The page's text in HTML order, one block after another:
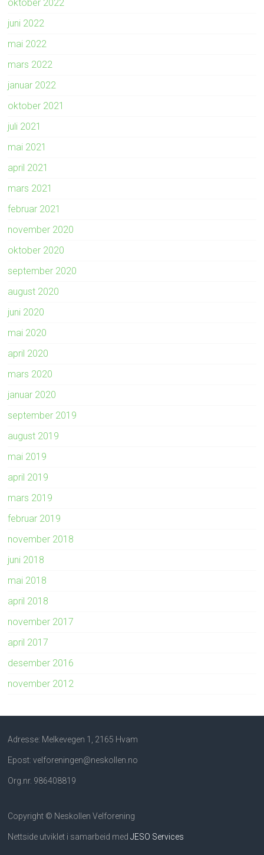
oktober 2022
juni 2022
mai 2022
mars 2022
januar 2022
oktober 2021
juli 2021
mai 2021
april 2021
mars 2021
februar 2021
november 2020
oktober 2020
september 2020
august 2020
juni 2020
mai 2020
april 2020
mars 2020
januar 2020
september 2019
august 2019
mai 2019
april 2019
mars 2019
februar 2019
november 2018
juni 2018
mai 2018
april 2018
november 2017
april 2017
desember 2016
november 2012
Adresse: Melkevegen 1, 2165 Hvam
Epost: velforeningen@neskollen.no
Org.nr. 986408819
Copyright © Neskollen Velforening
Nettside utviklet i samarbeid medJESO Services